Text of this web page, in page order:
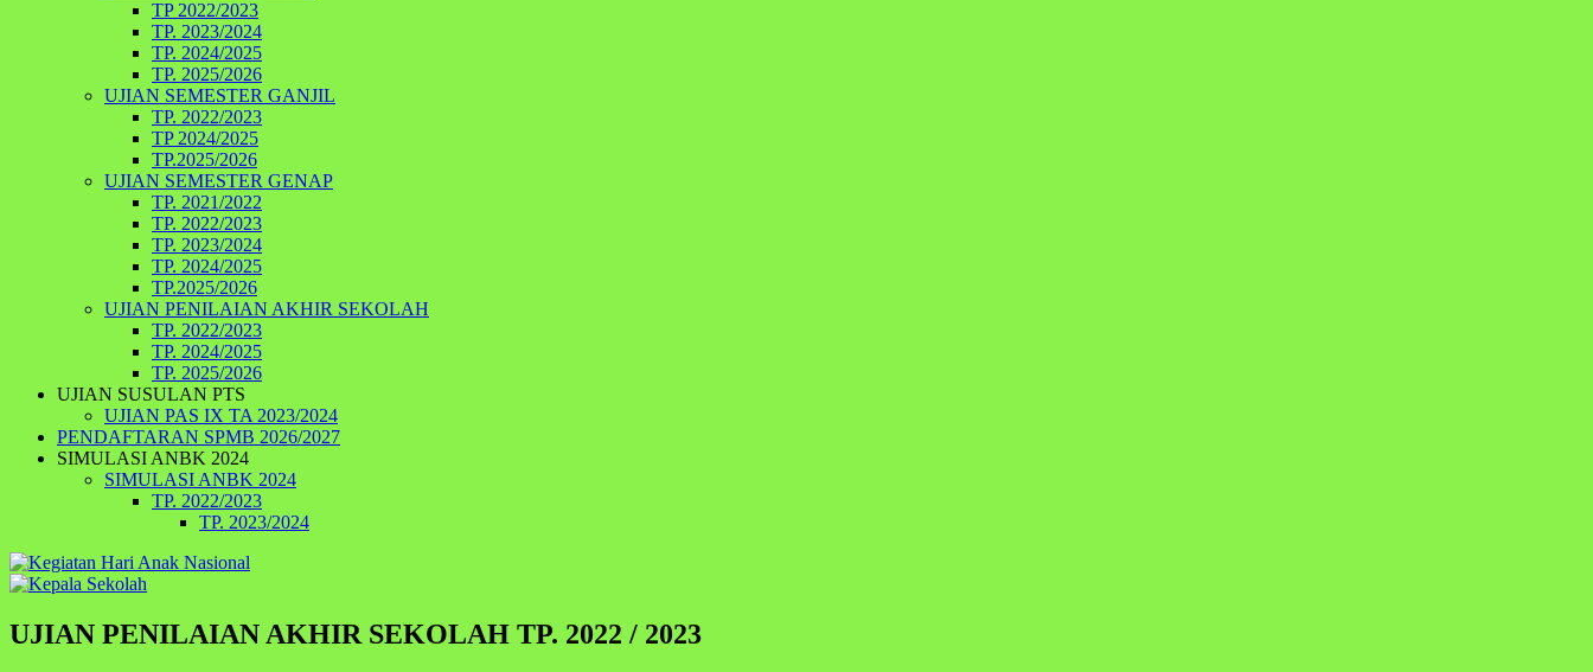
TP 2022/2023
TP. 2023/2024
TP. 2024/2025
TP. 2025/2026
UJIAN SEMESTER GANJIL
TP. 2022/2023
TP 2024/2025
TP.2025/2026
UJIAN SEMESTER GENAP
TP. 2021/2022
TP. 2022/2023
TP. 2023/2024
TP. 2024/2025
TP.2025/2026
UJIAN PENILAIAN AKHIR SEKOLAH
TP. 2022/2023
TP. 2024/2025
TP. 2025/2026
UJIAN SUSULAN PTS
UJIAN PAS IX TA 2023/2024
PENDAFTARAN SPMB 2026/2027
SIMULASI ANBK 2024
SIMULASI ANBK 2024
TP. 2022/2023
TP. 2023/2024
UJIAN PENILAIAN AKHIR SEKOLAH TP. 2022 / 2023